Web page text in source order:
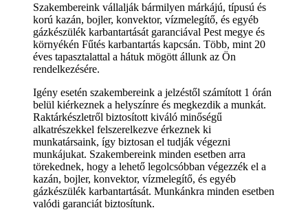
Szakembereink vállalják bármilyen márkájú, típusú és
korú kazán, bojler, konvektor, vízmelegítő, és egyéb
gázkészülék karbantartását garanciával Pest megye és
környékén Fűtés karbantartás kapcsán. Több, mint 20
éves tapasztalattal a hátuk mögött állunk az Ön
rendelkezésére.
Igény esetén szakembereink a jelzéstől számított 1 órán
belül kiérkeznek a helyszínre és megkezdik a munkát.
Raktárkészletről biztosított kiváló minőségű
alkatrészekkel felszerelkezve érkeznek ki
munkatársaink, így biztosan el tudják végezni
munkájukat. Szakembereink minden esetben arra
törekednek, hogy a lehető legolcsóbban végezzék el a
kazán, bojler, konvektor, vízmelegítő, és egyéb
gázkészülék karbantartását. Munkánkra minden esetben
valódi garanciát biztosítunk.